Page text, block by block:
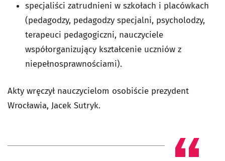
specjaliści zatrudnieni w szkołach i placówkach
(pedagodzy, pedagodzy specjalni, psycholodzy,
terapeuci pedagogiczni, nauczyciele
współorganizujący kształcenie uczniów z
niepełnosprawnościami).
Akty wręczył nauczycielom osobiście prezydent
Wrocławia, Jacek Sutryk.